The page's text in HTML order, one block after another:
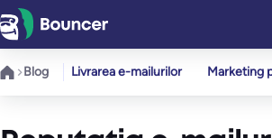
Sari
la
conținut
Blog Livrarea e-mailurilor Marketing